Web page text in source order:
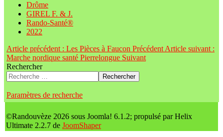
Drôme
GIREL F. & J.
Rando-Santé®
2022
Article précédent : Les Pièces à Faucon Précédent Article suivant :
Marche nordique santé Pierrelongue Suivant
Rechercher
Rechercher
Paramètres de recherche
©Randouvèze 2026 sous Joomla! 6.1.2; propulsé par Helix
Ultimate 2.2.7 de JoomShaper